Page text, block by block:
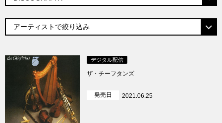
デジタル配信
ザ・チーフタンズ
発売日 2021.06.25